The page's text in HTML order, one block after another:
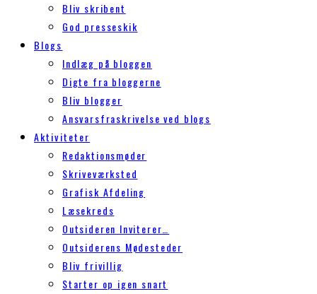
Bliv skribent
God presseskik
Blogs
Indlæg på bloggen
Digte fra bloggerne
Bliv blogger
Ansvarsfraskrivelse ved blogs
Aktiviteter
Redaktionsmøder
Skriveværksted
Grafisk Afdeling
Læsekreds
Outsideren Inviterer…
Outsiderens Mødesteder
Bliv frivillig
Starter op igen snart